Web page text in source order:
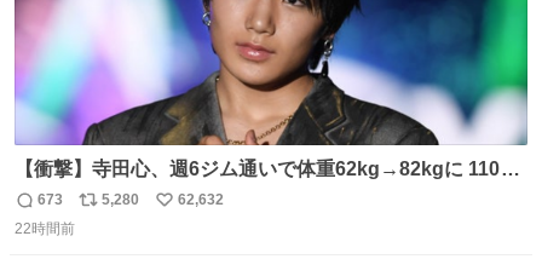
【衝撃】寺田心、週6ジム通いで体重62kg→82kgに 110kg
のベンチプレス持ち上げる姿披露
news.livedoor.com/article/detail… 元々自重のみだった
返
信
673
リ
5,280
い
62,632
22時間前